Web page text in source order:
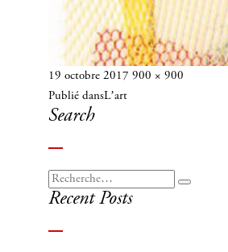
Publié
le
19 octobre 2017 Taille
900 × 900
Navigation
de
Publié dansL’art
Search
Recherche
pour
Recherche
Recent Posts